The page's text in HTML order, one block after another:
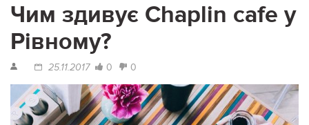
Чим здивує Chaplin cafe у
Рівному?
25.11.2017 0 0